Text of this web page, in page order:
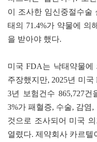
이 조사한 임신중절수술
태의 71.4%가 약물에 의
을 받아야 했다.
미국 FDA는 낙태약물에
주장했지만, 2025년 미국
3년 보험건수 865,727
3%가 패혈증, 수술, 감염
것으로 조사되어 미국
열렸다. 제약회사 카르텔